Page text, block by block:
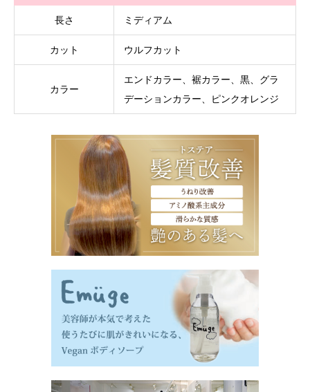
長さ ミディアム
カット ウルフカット
カラー
エンドカラー、裾カラー、黒、グラ
デーションカラー、ピンクオレンジ